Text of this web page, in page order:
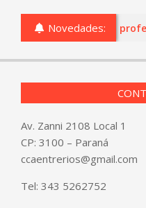
Novedades:
de Entre Ríos que
Av. Zanni 2108 Local 1
CP: 3100 – Paraná
ccaentrerios@gmail.com
Tel: 343 5262752